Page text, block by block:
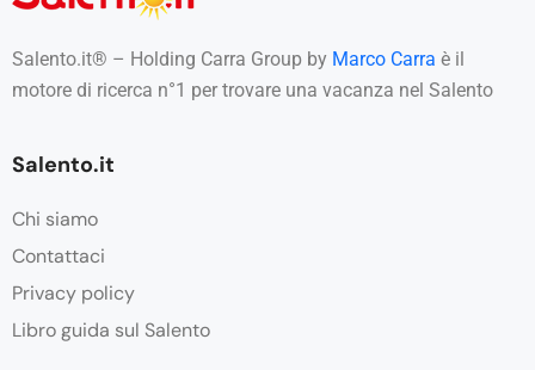
Salento.it® – Holding Carra Group by Marco Carra è il
motore di ricerca n°1 per trovare una vacanza nel Salento
Salento.it
Chi siamo
Contattaci
Privacy policy
Libro guida sul Salento